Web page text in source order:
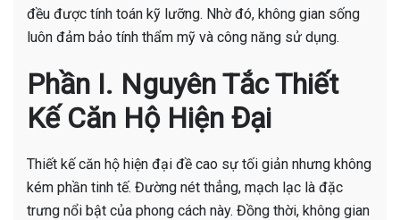
đều được tính toán kỹ lưỡng. Nhờ đó, không gian sống
luôn đảm bảo tính thẩm mỹ và công năng sử dụng.
Phần I. Nguyên Tắc Thiết
Kế Căn Hộ Hiện Đại
Thiết kế căn hộ hiện đại đề cao sự tối giản nhưng không
kém phần tinh tế. Đường nét thẳng, mạch lạc là đặc
trưng nổi bật của phong cách này. Đồng thời, không gian